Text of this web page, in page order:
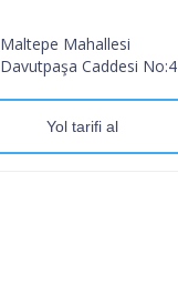
Maltepe Mahallesi
Davutpaşa Caddesi No:4
Yol tarifi al